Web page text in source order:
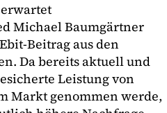
Michael Baumgärtner
Beitrag aus den
Da bereits aktuell und
Leistung von
Markt genommen werde,